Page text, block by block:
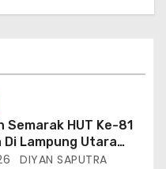
Semarak HUT Ke-81
Di Lampung Utara
DIYAN SAPUTRA